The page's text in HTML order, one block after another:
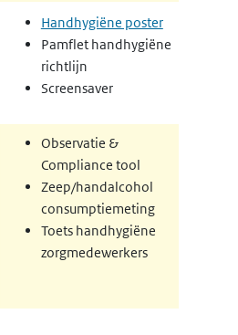
Handhygiëne poster
Pamflet handhygiëne
richtlijn
Screensaver
Observatie &
Compliance tool
Zeep/handalcohol
consumptiemeting
Toets handhygiëne
zorgmedewerkers